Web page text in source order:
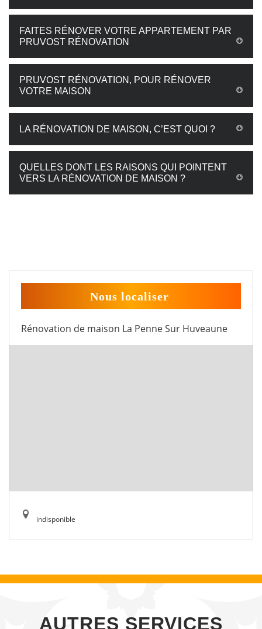
FAITES RÉNOVER VOTRE APPARTEMENT PAR
PRUVOST RÉNOVATION
PRUVOST RÉNOVATION, POUR RÉNOVER
VOTRE MAISON
LA RÉNOVATION DE MAISON, C’EST QUOI ?
QUELLES DONT LES RAISONS QUI POINTENT
VERS LA RÉNOVATION DE MAISON ?
Nous localiser
Rénovation de maison La Penne Sur Huveaune
indisponible
AUTRES SERVICES